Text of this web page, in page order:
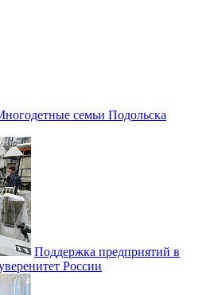
семьи Подольска
Поддержка предприятий в
России